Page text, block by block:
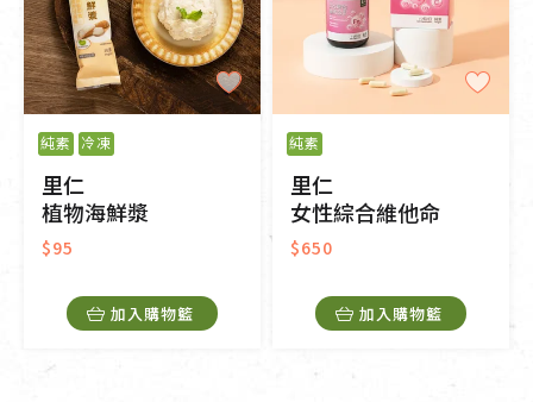
純素 冷凍
里仁
植物海鮮漿
$95
加入購物籃
純素
里仁
女性綜合維他命
$650
加入購物籃